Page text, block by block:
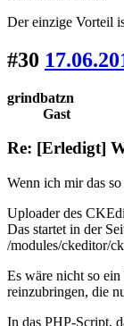
Der einzige Vorteil
#30
grindbatzn
Gast
Re: [Erledigt]
Wenn ich mir das so
Uploader des
Das startet in der
/modules/ckeditor/
Es wäre nicht so
reinzubringen, die
In das PHP-Script,